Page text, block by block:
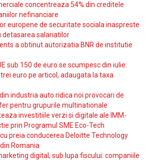
concentreaza 54% din creditele
nefinanciare
europene de securitate sociala inaspreste
detasarea salariatilor
a obtinut autorizatia BNR de institutie
sub 150 de euro se scumpesc din iulie:
euro pe articol, adaugata la taxa
industria auto ridica noi provocari de
pentru grupurile multinationale
investitiile verzi si digitale ale IMM-
prin Programul SME Eco-Tech
preia conducerea Deloitte Technology
Romania
digital, sub lupa fiscului: companiile